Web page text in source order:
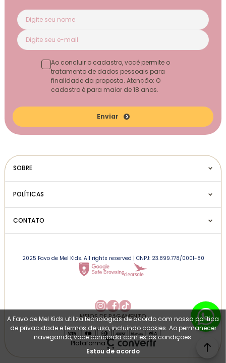
Enviar
Ao concluir o cadastro, você permite o
tratamento de dados pessoais para
finalidade da proposta. Atenção: O
cadastro é para maior de 18 anos.
SOBRE
POLÍTICAS
CONTATO
2025 Favo de Mel Kids. All rights reserved | CNPJ: 23.899.778/0001-80
MEIOS DE PAGAMENTO
Plataforma
A Favo de Mel Kids utiliza tecnologias de acordo com nossa política
de privacidade e termos de uso, incluindo cookies. Ao permanecer
navegando, você concorda com estas condições.
Estou de acordo